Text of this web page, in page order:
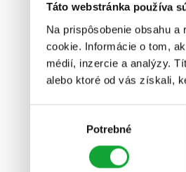
Táto webstránka používa
Na prispôsobenie obsahu
cookie. Informácie o tom,
médií, inzercie a analýzy.
alebo ktoré od vás získali,
Potrebné